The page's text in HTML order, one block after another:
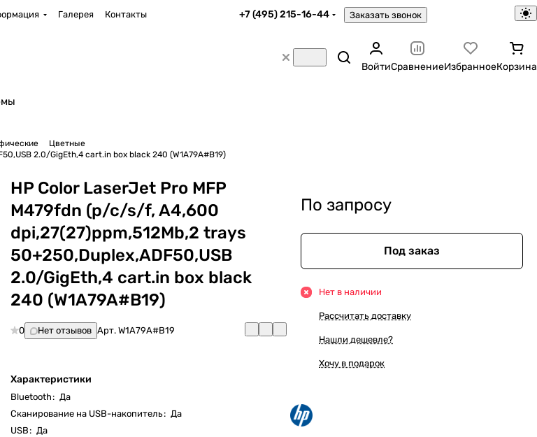
Галерея Контакты +7 (495) 215-16-44 Заказать звонок
ВойтиСравнениеИзбранноеКорзина
Цветные
2.0/GigEth,4 cart.in box black 240 (W1A79A#B19)
HP Color LaserJet Pro MFP
M479fdn (p/c/s/f, A4,600
dpi,27(27)ppm,512Mb,2 trays
50+250,Duplex,ADF50,USB
2.0/GigEth,4 cart.in box black
240 (W1A79A#B19)
0 Нет отзывов Арт.W1A79A#B19
Характеристики
Bluetooth: Да
Cканирование на USB-накопитель: Да
USB: Да
По запросу
Под заказ
Нет в наличии
Рассчитать доставку
Нашли дешевле?
Хочу в подарок